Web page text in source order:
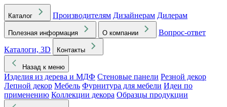
Каталог Производителям Дизайнерам Дилерам
Полезная информация О компании
Вопрос-ответ
Каталоги, 3D
Контакты
Назад к меню
Изделия из дерева и МДФ Стеновые панели Резной декор
Лепной декор Мебель Фурнитура для мебели Идеи по
применению Коллекции декора Образцы продукции